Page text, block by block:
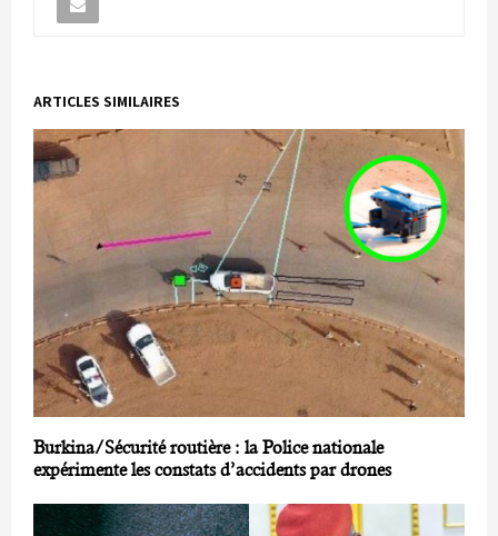
ARTICLES SIMILAIRES
Burkina/Sécurité routière : la Police nationale
expérimente les constats d’accidents par drones